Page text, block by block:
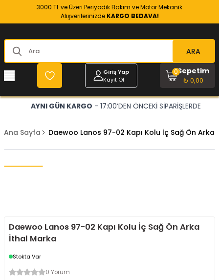
3000 TL ve Üzeri Periyodik Bakım ve Motor Mekanik
Alışverilerinizde KARGO BEDAVA!
ARA
Giriş Yap
Kayıt Ol
Sepetim
₺ 0,00
0
AYNI GÜN KARGO - 17:00’DEN ÖNCEKİ SİPARİŞLERDE
Ana Sayfa Daewoo Lanos 97-02 Kapı Kolu İç Sağ Ön Arka
Daewoo Lanos 97-02 Kapı Kolu İç Sağ Ön Arka
İthal Marka
Stokta Var
0 Yorum